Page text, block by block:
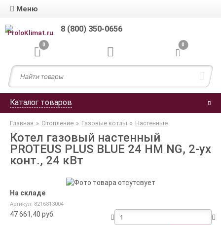
Меню
8 (800) 350-0656
0 0
Каталог товаров
Главная » Отопление » Газовые котлы » Настенные
Котел газовый настенный
PROTEUS PLUS BLUE 24 HM NG, 2-ух
конт., 24 кВт
На складе
Артикул: 8216813004
47 661,40 руб.